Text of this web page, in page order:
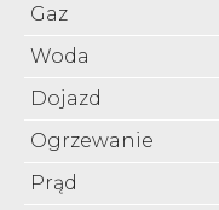
Gaz
Woda
Dojazd
Ogrzewanie
Prąd